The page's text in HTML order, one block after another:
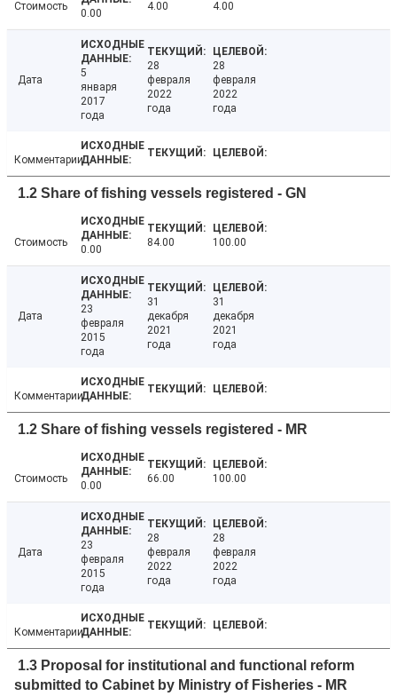
Стоимость
0.00
4.00 4.00
Дата
5
января
2017
года
28
февраля
2022
года
28
февраля
2022
года
Комментарии
1.2 Share of fishing vessels registered - GN
Стоимость
0.00
84.00 100.00
Дата
23
февраля
2015
года
31
декабря
2021
года
31
декабря
2021
года
Комментарии
1.2 Share of fishing vessels registered - MR
Стоимость
0.00
66.00 100.00
Дата
23
февраля
2015
года
28
февраля
2022
года
28
февраля
2022
года
Комментарии
1.3 Proposal for institutional and functional reform
submitted to Cabinet by Ministry of Fisheries - MR